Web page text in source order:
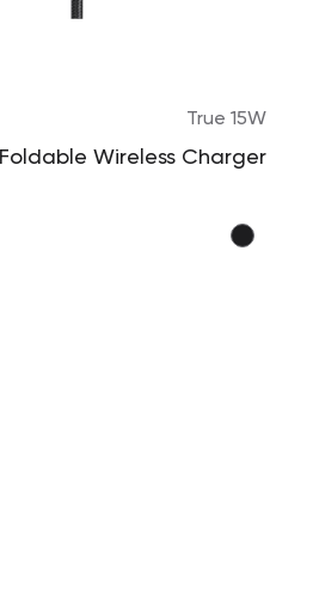
True 15W
Foldable Wireless Charger